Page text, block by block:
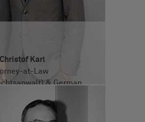
Christof Karl
at-Law
& German